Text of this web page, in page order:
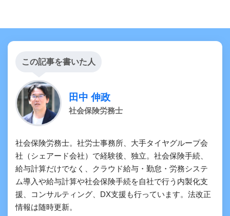
この記事を書いた人
田中 伸政
社会保険労務士
社会保険労務士。社労士事務所、大手タイヤグループ会
社（シェアード会社）で経験後、独立。社会保険手続、
給与計算だけでなく、クラウド給与・勤怠・労務システ
ム導入や給与計算や社会保険手続を自社で行う内製化支
援、コンサルティング、DX支援も行っています。法改正
情報は随時更新。